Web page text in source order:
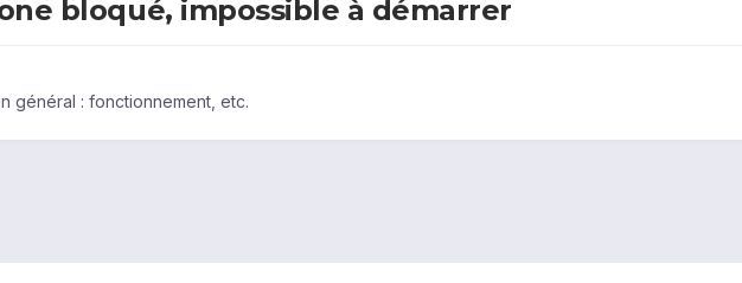
bloqué, impossible à démarrer
général : fonctionnement, etc.